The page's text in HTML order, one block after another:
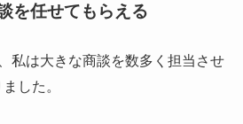
を任せてもらえる
私は大きな商談を数多く担当させ
した。